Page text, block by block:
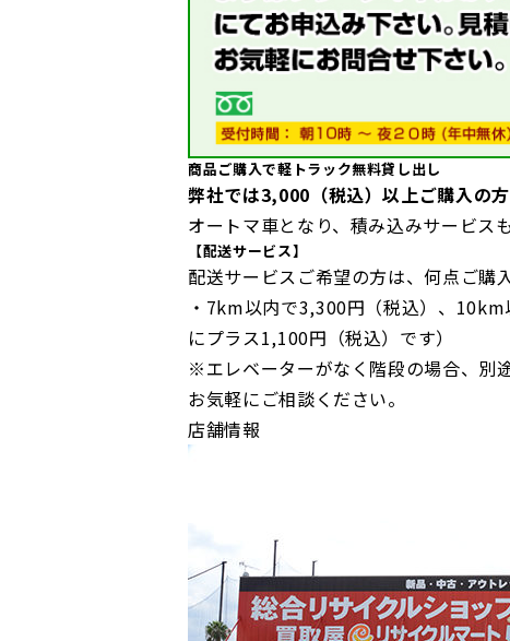
商品ご購入で軽トラック無料貸し出し
弊社では3,000（税込）以上ご購入の方
オートマ車となり、積み込みサービス
【配送サービス】
配送サービスご希望の方は、何点ご購
・7km以内で3,300円（税込）、
にプラス1,100円（税込）です）
※エレベーターがなく階段の場合、別
お気軽にご相談ください。
店舗情報